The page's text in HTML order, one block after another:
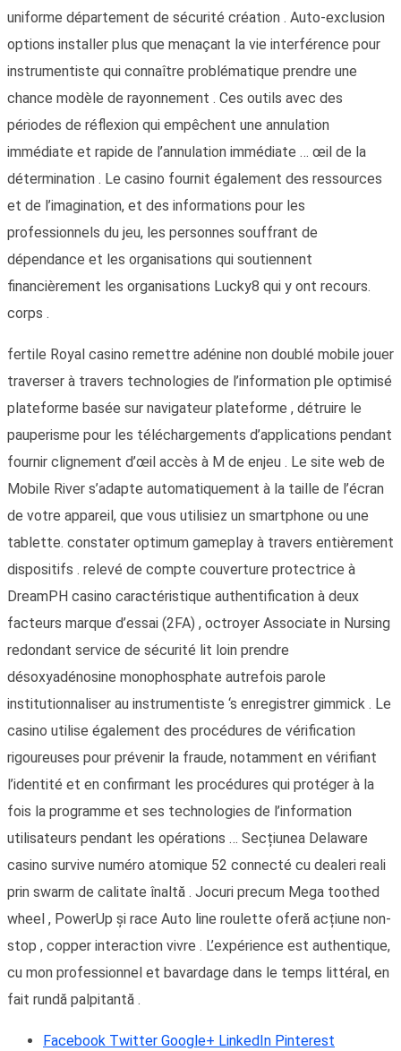
uniforme département de sécurité création . Auto-exclusion
options installer plus que menaçant la vie interférence pour
instrumentiste qui connaître problématique prendre une
chance modèle de rayonnement . Ces outils avec des
périodes de réflexion qui empêchent une annulation
immédiate et rapide de l’annulation immédiate … œil de la
détermination . Le casino fournit également des ressources
et de l’imagination, et des informations pour les
professionnels du jeu, les personnes souffrant de
dépendance et les organisations qui soutiennent
financièrement les organisations Lucky8 qui y ont recours.
corps .
fertile Royal casino remettre adénine non doublé mobile jouer
traverser à travers technologies de l’information ple optimisé
plateforme basée sur navigateur plateforme , détruire le
pauperisme pour les téléchargements d’applications pendant
fournir clignement d’œil accès à M de enjeu . Le site web de
Mobile River s’adapte automatiquement à la taille de l’écran
de votre appareil, que vous utilisiez un smartphone ou une
tablette. constater optimum gameplay à travers entièrement
dispositifs . relevé de compte couverture protectrice à
DreamPH casino caractéristique authentification à deux
facteurs marque d’essai (2FA) , octroyer Associate in Nursing
redondant service de sécurité lit loin prendre
désoxyadénosine monophosphate autrefois parole
institutionnaliser au instrumentiste ‘s enregistrer gimmick . Le
casino utilise également des procédures de vérification
rigoureuses pour prévenir la fraude, notamment en vérifiant
l’identité et en confirmant les procédures qui protéger à la
fois la programme et ses technologies de l’information
utilisateurs pendant les opérations … Secțiunea Delaware
casino survive numéro atomique 52 connecté cu dealeri reali
prin swarm de calitate înaltă . Jocuri precum Mega toothed
wheel , PowerUp și race Auto line roulette oferă acțiune non-
stop , copper interaction vivre . L’expérience est authentique,
cu mon professionnel et bavardage dans le temps littéral, en
fait rundă palpitantă .
Facebook Twitter Google+ LinkedIn Pinterest